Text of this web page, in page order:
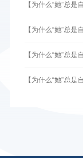
【为什么“她”总是
【为什么“她”总是
【为什么“她”总是
【为什么“她”总是